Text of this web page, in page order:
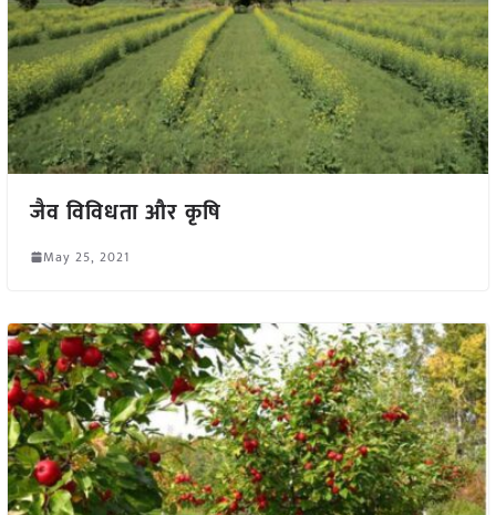
जैव विविधता और कृषि
May 25, 2021